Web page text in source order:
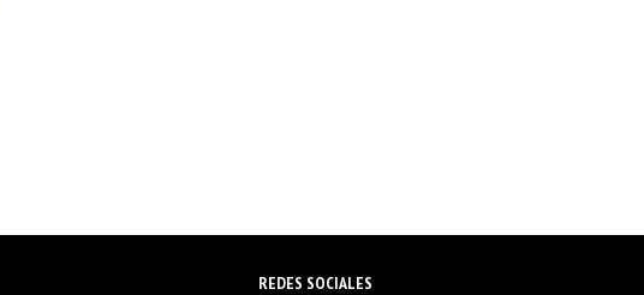
REDES SOCIALES